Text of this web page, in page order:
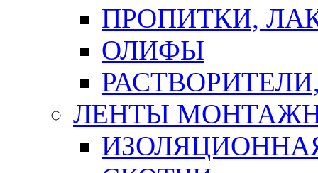
ПРОПИТКИ,
ОЛИФЫ
ЛЕНТЫ